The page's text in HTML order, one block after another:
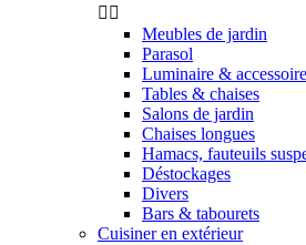
 
Meubles de jardin
Parasol
Luminaire & accessoire
Tables & chaises
Salons de jardin
Chaises longues
Hamacs, fauteuils
Déstockages
Divers
Bars & tabourets
Cuisiner en extérieur